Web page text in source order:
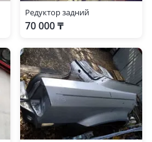
Редуктор задний
70 000 ₸